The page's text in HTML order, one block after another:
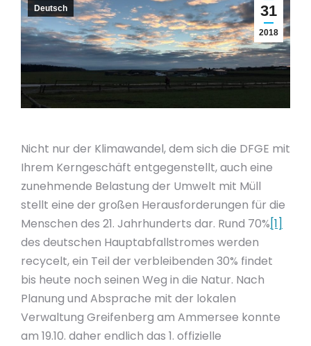
31
2018
Deutsch
Nicht nur der Klimawandel, dem sich die DFGE mit
Ihrem Kerngeschäft entgegenstellt, auch eine
zunehmende Belastung der Umwelt mit Müll
stellt eine der großen Herausforderungen für die
Menschen des 21. Jahrhunderts dar. Rund 70%[1]
des deutschen Hauptabfallstromes werden
recycelt, ein Teil der verbleibenden 30% findet
bis heute noch seinen Weg in die Natur. Nach
Planung und Absprache mit der lokalen
Verwaltung Greifenberg am Ammersee konnte
am 19.10. daher endlich das 1. offizielle